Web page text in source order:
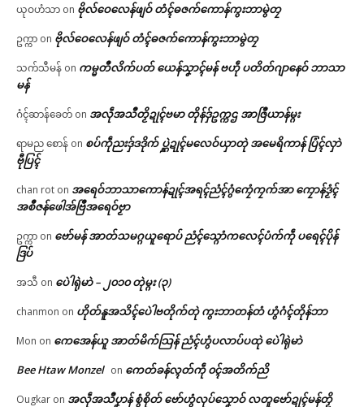
ယုဝဟံသာ on ဗိုလ်ဝေလေန်ဖျဝ် တံၚ်ဓဇက်ကောန်ကွးဘာမွဲတၠ
ဥက္ကာ on ဗိုလ်ဝေလေန်ဖျဝ် တံၚ်ဓဇက်ကောန်ကွးဘာမွဲတၠ
သက်သီမန် on ကမ္မတဳလိက်ပတ် ယေန်သၞာၚ်မန် ဗဟဵု ပတိတ်ဂျာနေဝ် ဘာသာ
မန်
ဂံၚ်ဆာန်ခေတ် on အလဵုအသဳတၟိဍုၚ်ဗမာ တိုန်ဒှ်ဥက္ကဌ အာဇြဳယာန်မ္ဂး
ရာမည စောန် on စပ်ကဵုညးဒှ်ဒဒိုက် ပ္ဋဲဍုၚ်မလေဝ်ယှာတုဲ အမေရိကာန် ပြံၚ်လှာဲ
ဗီုပြၚ်
chan rot on အရေဝ်ဘာသာကောန်ဍုၚ်အရၚ်ညံၚ်ဂွံကၠေံကၠက်အာ ကၠောန်ဒၟံၚ်
အစဳဇန်ဖေါအ်ဗြဳအရေဝ်ဗၟာ
ဥက္ကာ on ဗော်မန် အာတ်သမဂ္ဂယူရောပ် ညံၚ်သ္ဂောံကလေၚ်ပံက်ကဵု ပရေၚ်ပိုန်
ဒြပ်
အသီ on ပေဲါရုဲမာဲ – ၂၀၁၀ တုဲမ္ဂး (၃)
chanmon on ဟိုတ်နူအသိၚ်ပေဲါဗတိုက်တုဲ ကွးဘာတန်တံ ဟွံဂံၚ်တိုန်ဘာ
Mon on ကေအေန်ယူ အာတ်မိက်သြန် ညံၚ်ဟွံပလာပ်ပထုဲ ပေဲါရုဲမာဲ
Bee Htaw Monzel on ကေတ်ခန်လ္ၚတ်ကဵု ၀ၚ်အတိက်ညိ
Ougkar on အလဵုအသဳပၞာန် စွံစိုတ် ဗော်ဟွံလုပ်သၞောဝ် လတူဗော်ဍုၚ်မန်တၟိ